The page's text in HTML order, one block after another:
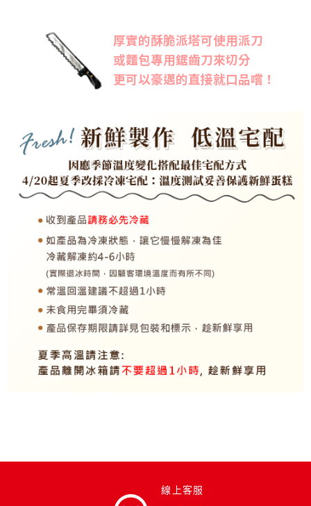
厚實的酥脆派塔可使用派刀
或麵包專用鋸齒刀來切分
更可以豪邁的直接就口品嚐！
線上客服